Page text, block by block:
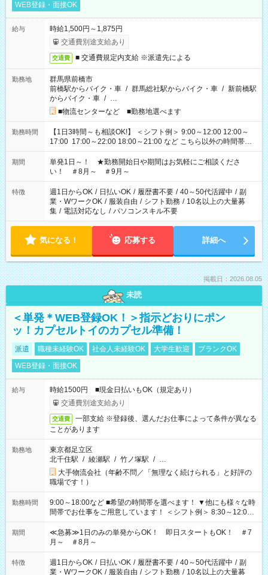
WEB登録・面接OK
給与
時給1,500円～1,875円
交通費別途支給あり
交通費 ■ 交通費規定内支給 ※派遣先による
勤務地
群馬県前橋市
前橋駅からバイク・車 / 群馬総社駅からバイク・車 / 新前橋駅
からバイク・車 / …
■物流センターなど ■勤務地選べます
勤務時間
【1日3時間～も相談OK!】 ＜シフト例＞ 9:00～12:00 12:00～
17:00 17:00～22:00 18:00～21:00 など こちら以外の時間帯も
お気軽にご相談ください！
期間
単発1日～！ ★勤務開始日や期間はお気軽にご相談くださ
い！ ＃8月～ ＃9月～
特徴 週1日からOK / 日払いOK / 履歴書不要 / 40～50代活躍中 / 副
業・WワークOK / 服装自由 / シフト勤務 / 10名以上の大量募
集 / 電話対応なし / パソコンスキル不要
気になる！ 応募する 詳細へ
掲載日：2026.08.05
未読
＜単発＊WEB登録OK！＞指示どおりにポン
ッ！カプセルトイのカプセル準備！
派遣 職種未経験OK 社会人未経験OK 大学生歓迎
ブランクOK
WEB登録・面接OK
給与
時給1500円 ■現金日払いもOK（規定あり）
交通費別途支給あり
交通費
一部支給 ※登録後、選んだお仕事によって条件が異なる
ことがあります
勤務地
東京都足立区
北千住駅 / 綾瀬駅 / 竹ノ塚駅 / …
大手物流会社（年齢不問／「無理なく続けられる」と好評の
職場です！）
勤務時間
9:00～18:00など ■希望の時間帯を選べます！ ▼他にも様々な時
間帯でお仕事をご用意しています！ ＜シフト例＞ 8:30～12:00
17:00～22:00 13:00～22:00 22:00～翌6:00 など
期間
≪急募≫1日のみの単発からOK！ 即日スタートもOK！ ＃7
月～ ＃8月～
特徴 週1日からOK / 日払いOK / 履歴書不要 / 40～50代活躍中 / 副
業・WワークOK / 服装自由 / シフト勤務 / 10名以上の大量募